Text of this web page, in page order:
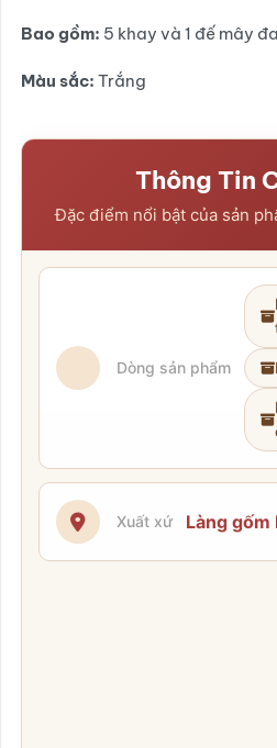
840.000₫.
Bao gồm: 5 khay và 1 đế mây
Màu sắc: Trắng
Thông Tin
Đặc điểm nổi bật của sản
Dòng sản phẩm
Xuất xứ Làng gốm